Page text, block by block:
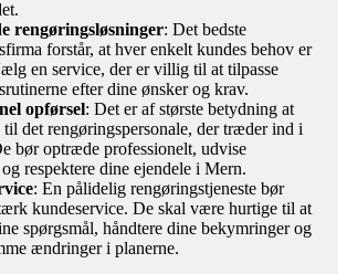
rengøringsløsninger: Det bedste
forstår, at hver enkelt kundes behov er
en service, der er villig til at tilpasse
efter dine ønsker og krav.
opførsel: Det er af største betydning at
det rengøringspersonale, der træder ind i
bør optræde professionelt, udvise
respektere dine ejendele i Mern.
: En pålidelig rengøringstjeneste bør
kundeservice. De skal være hurtige til at
spørgsmål, håndtere dine bekymringer og
ændringer i planerne.